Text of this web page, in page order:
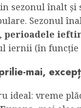
sezonul înalt și
Sezonul
perioadele
iernii (în funcție
mai,
ideal: vreme